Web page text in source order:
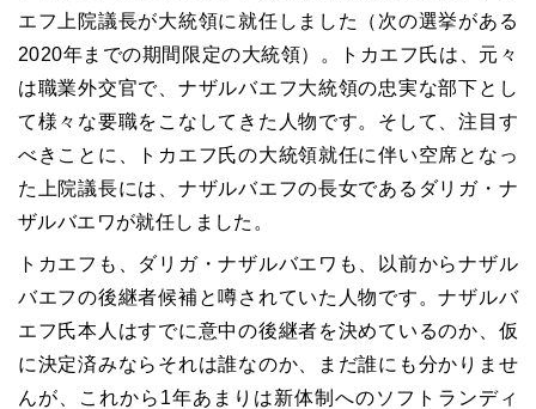
エフ上院議長が大統領に就任しました（次の選挙がある
2020年までの期間限定の大統領）。トカエフ氏は、元々
は職業外交官で、ナザルバエフ大統領の忠実な部下とし
て様々な要職をこなしてきた人物です。そして、注目す
べきことに、トカエフ氏の大統領就任に伴い空席となっ
た上院議長には、ナザルバエフの長女であるダリガ・ナ
ザルバエワが就任しました。
トカエフも、ダリガ・ナザルバエワも、以前からナザル
バエフの後継者候補と噂されていた人物です。ナザルバ
エフ氏本人はすでに意中の後継者を決めているのか、仮
に決定済みならそれは誰なのか、まだ誰にも分かりませ
んが、これから1年あまりは新体制へのソフトランディ